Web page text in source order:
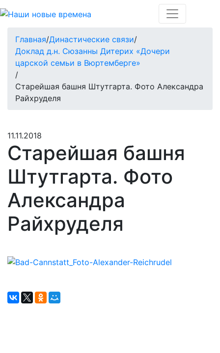
Главная/Династические связи/
Доклад д.н. Сюзанны Дитерих «Дочери
царской семьи в Вюртемберге»
/
Старейшая башня Штутгарта. Фото Александра
Райхруделя
11.11.2018
Старейшая башня
Штутгарта. Фото
Александра
Райхруделя